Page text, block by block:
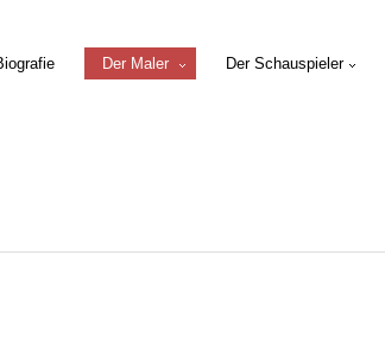
Der Maler Der Schauspieler